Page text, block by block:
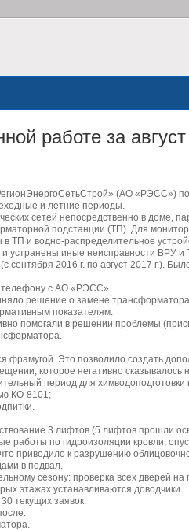
работе за
(АО «РЭСС»)
и летние периоды.
сетей непосредственно в доме,
подстанции (ТП). Для
в ТП и водно-распределительное
устранены иные неисправности ВРУ и
2016 г. по август 2017 г.).
телефону с АО «РЭСС».
решение о замене
показателям.
помогали в решении проблемы
фрамугой. Это позволило создать
которое негативно сказывалось
период для химводоподготовки
КО-8101;
3 лифтов (5 лифтов прошли
по гидроизоляции кровли,
приводило к разрушению
в подвал.
сезону: проверка всех дверей
этажах устанавливаются доводчики.
текущих заявок.